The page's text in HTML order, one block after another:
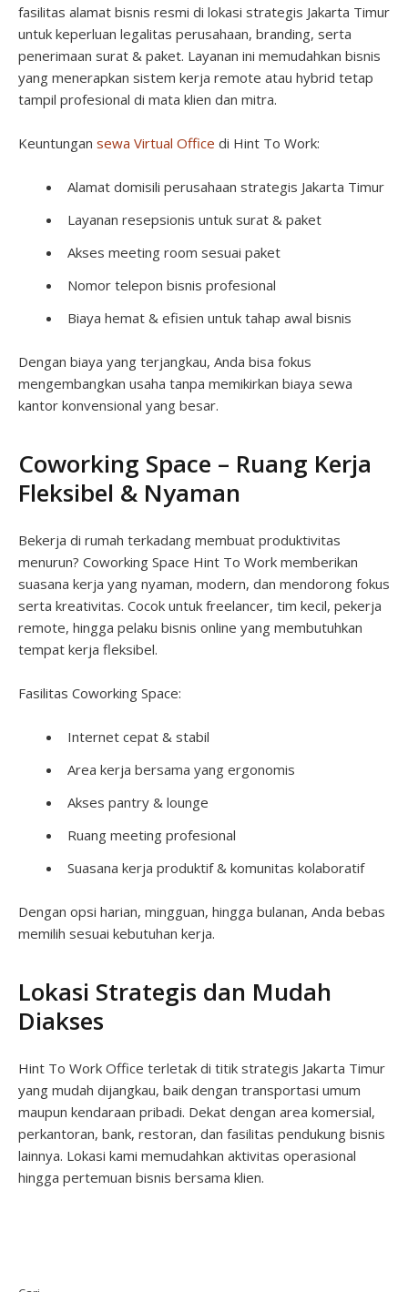
fasilitas alamat bisnis resmi di lokasi strategis Jakarta Timur
untuk keperluan legalitas perusahaan, branding, serta
penerimaan surat & paket. Layanan ini memudahkan bisnis
yang menerapkan sistem kerja remote atau hybrid tetap
tampil profesional di mata klien dan mitra.
Keuntungan sewa Virtual Office di Hint To Work:
Alamat domisili perusahaan strategis Jakarta Timur
Layanan resepsionis untuk surat & paket
Akses meeting room sesuai paket
Nomor telepon bisnis profesional
Biaya hemat & efisien untuk tahap awal bisnis
Dengan biaya yang terjangkau, Anda bisa fokus
mengembangkan usaha tanpa memikirkan biaya sewa
kantor konvensional yang besar.
Coworking Space – Ruang Kerja
Fleksibel & Nyaman
Bekerja di rumah terkadang membuat produktivitas
menurun? Coworking Space Hint To Work memberikan
suasana kerja yang nyaman, modern, dan mendorong fokus
serta kreativitas. Cocok untuk freelancer, tim kecil, pekerja
remote, hingga pelaku bisnis online yang membutuhkan
tempat kerja fleksibel.
Fasilitas Coworking Space:
Internet cepat & stabil
Area kerja bersama yang ergonomis
Akses pantry & lounge
Ruang meeting profesional
Suasana kerja produktif & komunitas kolaboratif
Dengan opsi harian, mingguan, hingga bulanan, Anda bebas
memilih sesuai kebutuhan kerja.
Lokasi Strategis dan Mudah
Diakses
Hint To Work Office terletak di titik strategis Jakarta Timur
yang mudah dijangkau, baik dengan transportasi umum
maupun kendaraan pribadi. Dekat dengan area komersial,
perkantoran, bank, restoran, dan fasilitas pendukung bisnis
lainnya. Lokasi kami memudahkan aktivitas operasional
hingga pertemuan bisnis bersama klien.